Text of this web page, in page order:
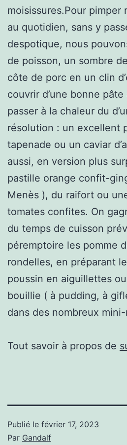
moisissures.Pour pimper
au quotidien, sans y
despotique, nous
de poisson, un sombre
côte de porc en un clin
couvrir d’une bonne
passer à la chaleur du
résolution : un excellent
tapenade ou un caviar
aussi, en version plus
pastille orange confit-
Menès ), du raifort ou
tomates confites. On
du temps de cuisson
péremptoire les pomme
rondelles, en préparant
poussin en aiguillettes
bouillie ( à pudding, à
dans des nombreux
Tout savoir à propos de
Publié le février 17, 2023
Par Gandalf